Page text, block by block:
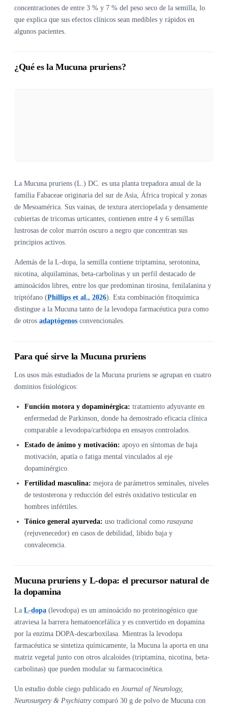
concentraciones de entre 3 % y 7 % del peso seco de la semilla, lo
que explica que sus efectos clínicos sean medibles y rápidos en
algunos pacientes.
¿Qué es la Mucuna pruriens?
La Mucuna pruriens (L.) DC. es una planta trepadora anual de la
familia Fabaceae originaria del sur de Asia, África tropical y zonas
de Mesoamérica. Sus vainas, de textura aterciopelada y densamente
cubiertas de tricomas urticantes, contienen entre 4 y 6 semillas
lustrosas de color marrón oscuro a negro que concentran sus
principios activos.
Además de la L-dopa, la semilla contiene triptamina, serotonina,
nicotina, alquilaminas, beta-carbolinas y un perfil destacado de
aminoácidos libres, entre los que predominan tirosina, fenilalanina y
triptófano (Phillips et al., 2026). Esta combinación fitoquímica
distingue a la Mucuna tanto de la levodopa farmacéutica pura como
de otros adaptógenos convencionales.
Para qué sirve la Mucuna pruriens
Los usos más estudiados de la Mucuna pruriens se agrupan en cuatro
dominios fisiológicos:
Función motora y dopaminérgica: tratamiento adyuvante en
enfermedad de Parkinson, donde ha demostrado eficacia clínica
comparable a levodopa/carbidopa en ensayos controlados.
Estado de ánimo y motivación: apoyo en síntomas de baja
motivación, apatía o fatiga mental vinculados al eje
dopaminérgico.
Fertilidad masculina: mejora de parámetros seminales, niveles
de testosterona y reducción del estrés oxidativo testicular en
hombres infértiles.
Tónico general ayurveda: uso tradicional como rasayana
(rejuvenecedor) en casos de debilidad, libido baja y
convalecencia.
Mucuna pruriens y L-dopa: el precursor natural de
la dopamina
La L-dopa (levodopa) es un aminoácido no proteinogénico que
atraviesa la barrera hematoencefálica y es convertido en dopamina
por la enzima DOPA-descarboxilasa. Mientras la levodopa
farmacéutica se sintetiza químicamente, la Mucuna la aporta en una
matriz vegetal junto con otros alcaloides (triptamina, nicotina, beta-
carbolinas) que pueden modular su farmacocinética.
Un estudio doble ciego publicado en Journal of Neurology,
Neurosurgery & Psychiatrycomparó 30 g de polvo de Mucuna con